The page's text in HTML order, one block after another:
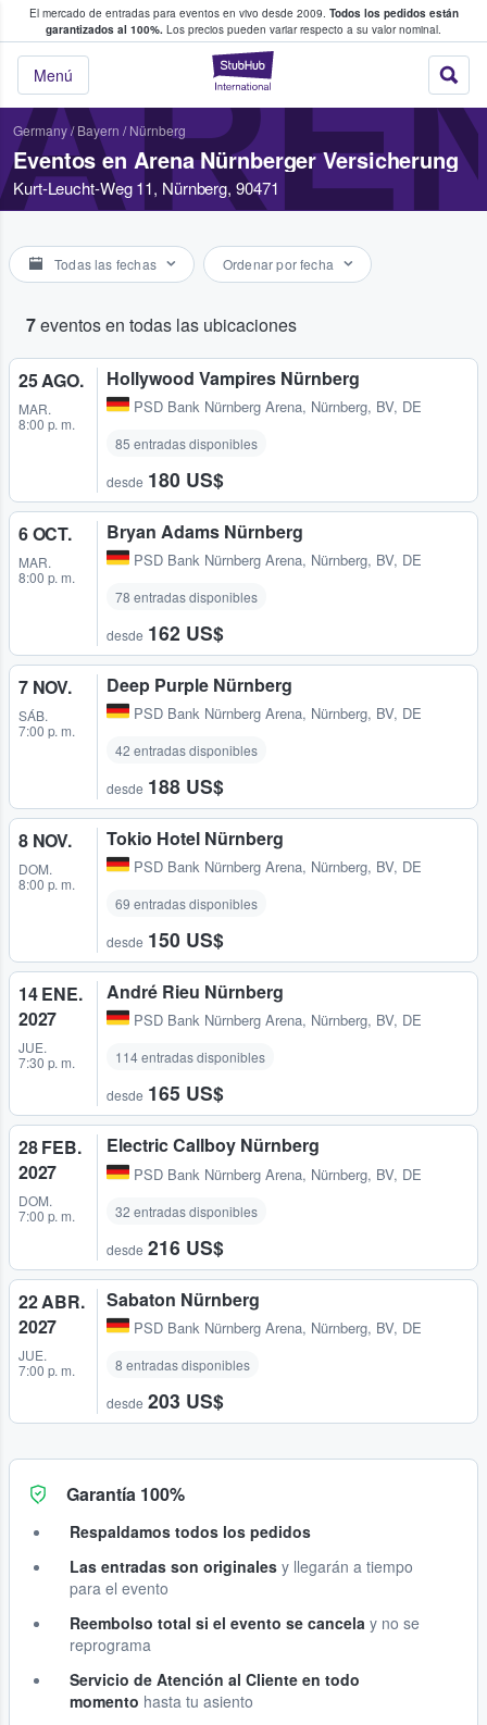
El mercado de entradas para eventos en vivo desde 2009. Todos los pedidos están
garantizados al 100%. Los precios pueden variar respecto a su valor nominal.
StubHub:
Menú
y venta de entradas entre fans
Germany/ Bayern / Nürnberg
Eventos en Arena Nürnberger Versicherung
Kurt-Leucht-Weg 11, Nürnberg, 90471
Todas las fechas Ordenar por fecha
7eventos en todas las ubicaciones
25 AGO.
MAR.
8:00 p. m.
Hollywood Vampires Nürnberg
PSD Bank Nürnberg Arena, Nürnberg, BV, DE
85 entradas disponibles
desde 180 US$
6 OCT.
MAR.
8:00 p. m.
Bryan Adams Nürnberg
PSD Bank Nürnberg Arena, Nürnberg, BV, DE
78 entradas disponibles
desde 162 US$
7 NOV.
SÁB.
7:00 p. m.
Deep Purple Nürnberg
PSD Bank Nürnberg Arena, Nürnberg, BV, DE
42 entradas disponibles
desde 188 US$
8 NOV.
DOM.
8:00 p. m.
Tokio Hotel Nürnberg
PSD Bank Nürnberg Arena, Nürnberg, BV, DE
69 entradas disponibles
desde 150 US$
14 ENE.
2027
JUE.
7:30 p. m.
André Rieu Nürnberg
PSD Bank Nürnberg Arena, Nürnberg, BV, DE
114 entradas disponibles
desde 165 US$
28 FEB.
2027
DOM.
7:00 p. m.
Electric Callboy Nürnberg
PSD Bank Nürnberg Arena, Nürnberg, BV, DE
32 entradas disponibles
desde 216 US$
22 ABR.
2027
JUE.
7:00 p. m.
Sabaton Nürnberg
PSD Bank Nürnberg Arena, Nürnberg, BV, DE
8 entradas disponibles
desde 203 US$
Garantía 100%
Respaldamos todos los pedidos
Las entradas son originales y llegarán a tiempo
para el evento
Reembolso total si el evento se cancela y no se
reprograma
Servicio de Atención al Cliente en todo
momento hasta tu asiento